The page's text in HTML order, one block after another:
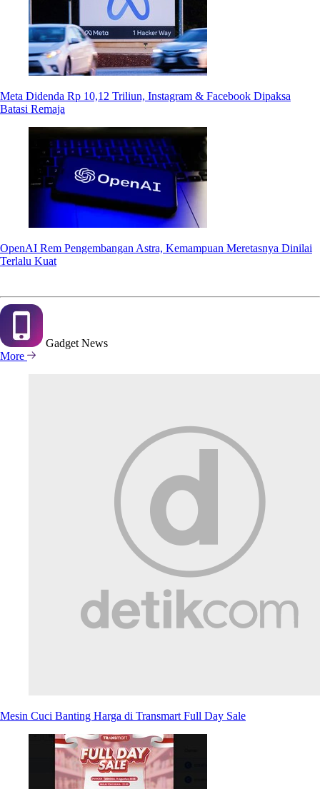
Meta Didenda Rp 10,12 Triliun, Instagram & Facebook Dipaksa
Batasi Remaja
OpenAI Rem Pengembangan Astra, Kemampuan Meretasnya Dinilai
Terlalu Kuat
Gadget News
More
Mesin Cuci Banting Harga di Transmart Full Day Sale